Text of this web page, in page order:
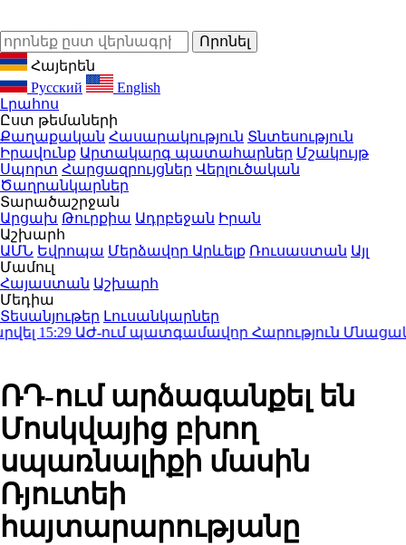
Հայերեն
Русский
English
Լրահոս
Ըստ թեմաների
Քաղաքական Հասարակություն Տնտեսություն
Իրավունք Արտակարգ պատահարներ Մշակույթ
Սպորտ Հարցազրույցներ Վերլուծական
Ծաղրանկարներ
Տարածաշրջան
Արցախ Թուրքիա Ադրբեջան Իրան
Աշխարհ
ԱՄՆ Եվրոպա Մերձավոր Արևելք Ռուսաստան Այլ
Մամուլ
Հայաստան Աշխարհ
Մեդիա
Տեսանյութեր Լուսանկարներ
15:29 ԱԺ-ում պատգամավոր Հարություն
ՌԴ-ում արձագանքել են
Մոսկվայից բխող
սպառնալիքի մասին
Ռյուտեի
հայտարարությանը